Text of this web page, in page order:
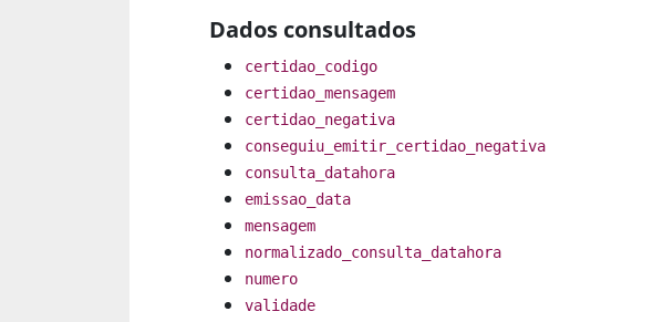
Dados consultados
certidao_codigo
certidao_mensagem
certidao_negativa
conseguiu_emitir_certidao_negativa
consulta_datahora
emissao_data
mensagem
normalizado_consulta_datahora
numero
validade